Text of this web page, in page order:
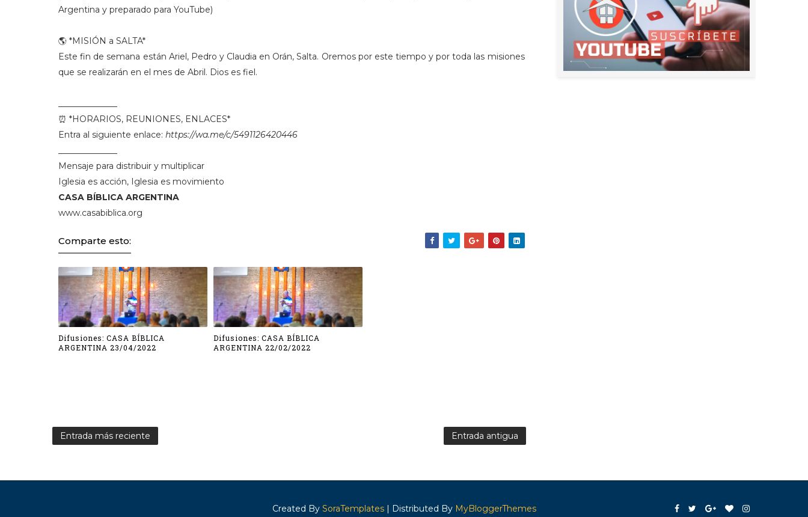
Argentina y preparado para YouTube)
🌎 *MISIÓN a SALTA*
Este fin de semana están Ariel, Pedro y Claudia en Orán, Salta. Oremos por este tiempo y por toda las misiones
que se realizarán en el mes de Abril. Dios es fiel.
⏰ *HORARIOS, REUNIONES, ENLACES*
Entra al siguiente enlace: https://wa.me/c/5491126420446
Mensaje para distribuir y multiplicar
Iglesia es acción, Iglesia es movimiento
CASA BÍBLICA ARGENTINA
www.casabiblica.org
Comparte esto:
Difusiones: CASA BÍBLICA
ARGENTINA 23/04/2022
Difusiones: CASA BÍBLICA
ARGENTINA 22/02/2022
Entrada más reciente Entrada antigua
Created By SoraTemplates| Distributed By MyBloggerThemes